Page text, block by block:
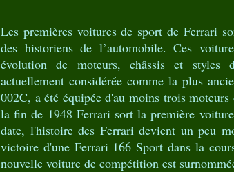
Les premières voitures de sport de Ferrari
des historiens de l’automobile. Ces
évolution de moteurs, châssis et
actuellement considérée comme la plus
002C, a été équipée d'au moins trois
la fin de 1948 Ferrari sort la première
date, l'histoire des Ferrari devient un peu
victoire d'une Ferrari 166 Sport dans la
nouvelle voiture de compétition est